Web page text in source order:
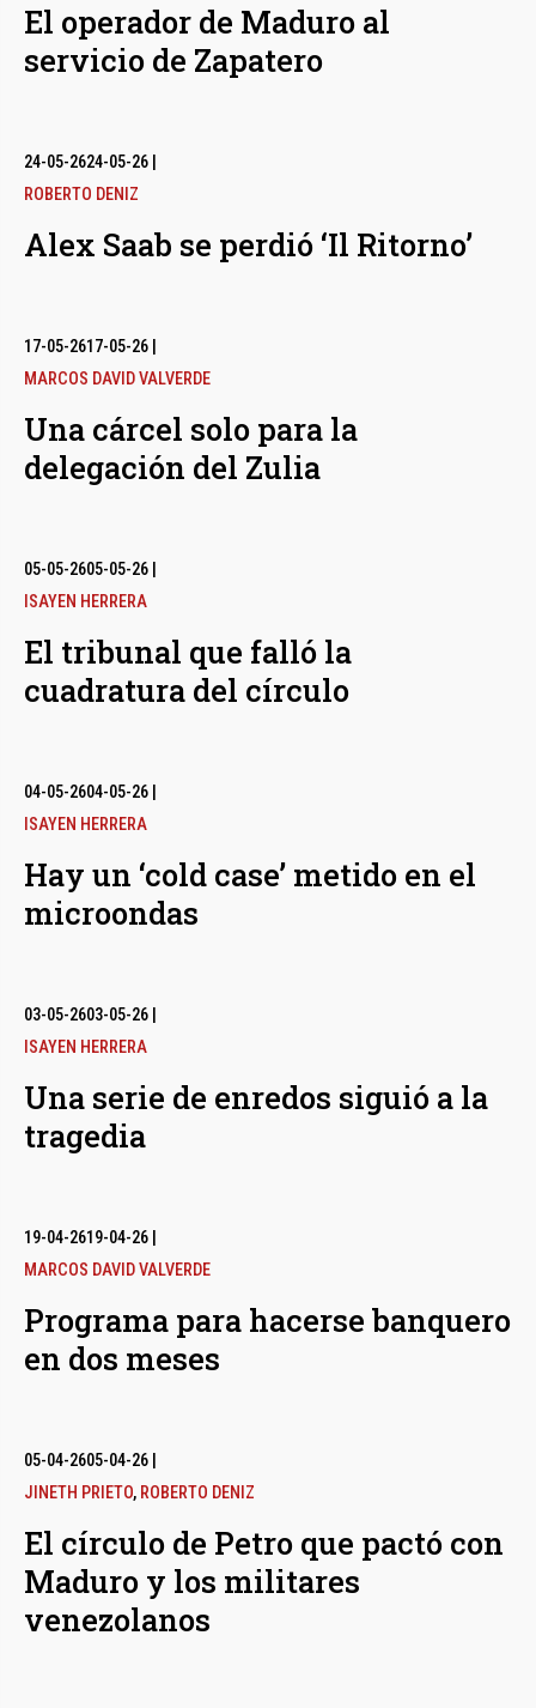
El operador de Maduro al
servicio de Zapatero
24-05-2624-05-26
ROBERTO DENIZ
Alex Saab se perdió ‘Il Ritorno’
17-05-2617-05-26
MARCOS DAVID VALVERDE
Una cárcel solo para la
delegación del Zulia
05-05-2605-05-26
ISAYEN HERRERA
El tribunal que falló la
cuadratura del círculo
04-05-2604-05-26
ISAYEN HERRERA
Hay un ‘cold case’ metido en el
microondas
03-05-2603-05-26
ISAYEN HERRERA
Una serie de enredos siguió a la
tragedia
19-04-2619-04-26
MARCOS DAVID VALVERDE
Programa para hacerse banquero
en dos meses
05-04-2605-04-26
JINETH PRIETO, ROBERTO DENIZ
El círculo de Petro que pactó con
Maduro y los militares
venezolanos